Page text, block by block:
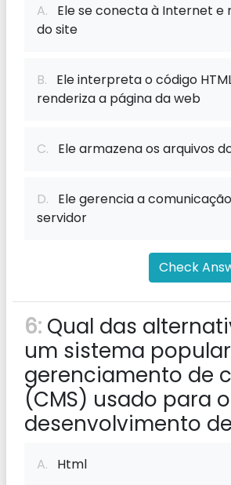
A. Ele se conecta à Internet e
do site
B. Ele interpreta o código
renderiza a página da web
C. Ele armazena os arquivos
D. Ele gerencia a
servidor
Check
6: Qual das
um sistema
gerenciamento de
(CMS) usado para o
desenvolvimento
A. Html